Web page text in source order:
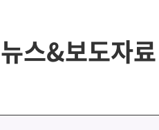
뉴스&보도자료